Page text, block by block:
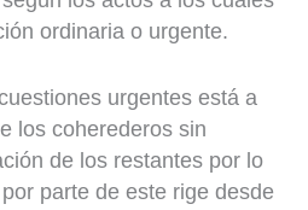
ordinaria o urgente.
urgentes está a
los coherederos sin
de los restantes por lo
parte de este rige desde